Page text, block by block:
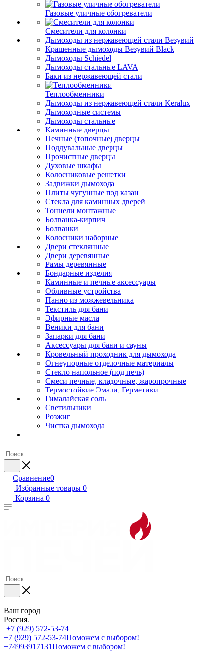
Газовые уличные обогреватели
Смесители для колонки
Дымоходы из нержавеющей стали Везувий
Крашенные дымоходы Везувий Black
Дымоходы Schiedel
Дымоходы стальные LAVA
Баки из нержавеющей стали
Теплообменники
Дымоходы из нержавеющей стали Keralux
Дымоходные системы
Дымоходы стальные
Каминные дверцы
Печные (топочные) дверцы
Поддувальные дверцы
Прочистные дверцы
Духовые шкафы
Колосниковые решетки
Задвижки дымохода
Плиты чугунные под казан
Стекла для каминных дверей
Тоннели монтажные
Болванка-кирпич
Болванки
Колосники наборные
Двери стеклянные
Двери деревянные
Рамы деревянные
Бондарные изделия
Каминные и печные аксессуары
Обливные устройства
Панно из можжевельника
Текстиль для бани
Эфирные масла
Веники для бани
Запарки для бани
Аксессуары для бани и сауны
Кровельный проходник для дымохода
Огнеупорные отделочные материалы
Стекло напольное (под печь)
Смеси печные, кладочные, жаропрочные
Термостойкие Эмали, Герметики
Гималайская соль
Светильники
Розжиг
Чистка дымохода
Сравнение0
Избранные товары 0
Корзина 0
Ваш город
Россия
+7 (929) 572-53-74
+7 (929) 572-53-74Поможем с выбором!
+74993917131Поможем с выбором!